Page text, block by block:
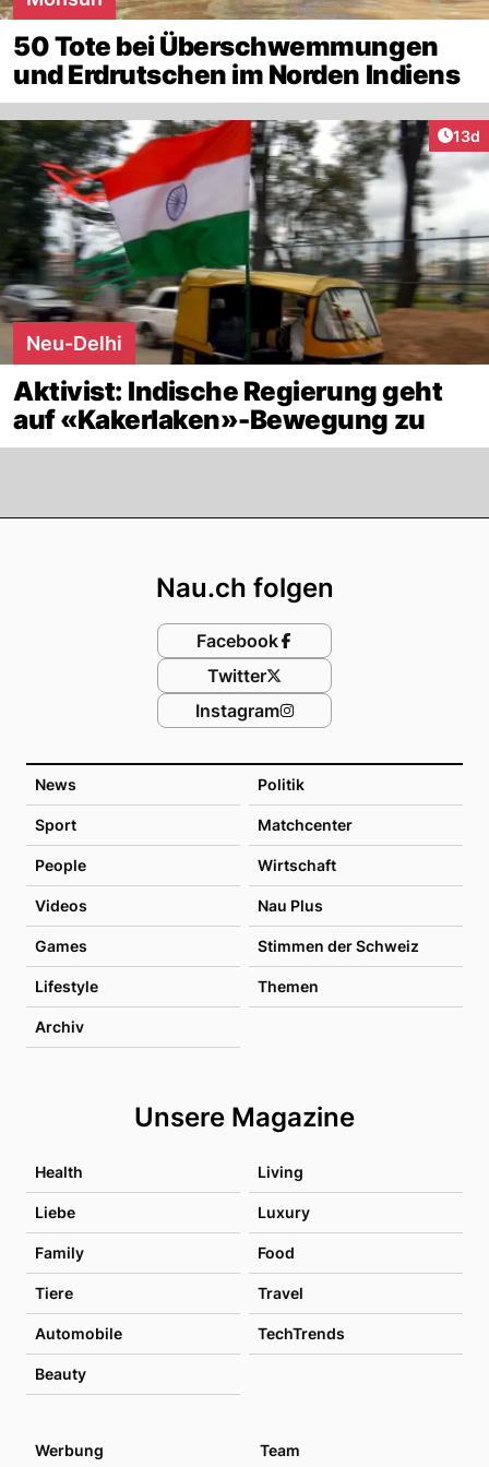
50 Tote bei Überschwemmungen
und Erdrutschen im Norden Indiens
13d
Neu-Delhi
Aktivist: Indische Regierung geht
auf «Kakerlaken»-Bewegung zu
News Politik
Sport Matchcenter
People Wirtschaft
Videos Nau Plus
Games Stimmen der Schweiz
Lifestyle Themen
Archiv
Unsere Magazine
Health Living
Liebe Luxury
Family Food
Tiere Travel
Automobile TechTrends
Beauty
Nau.ch folgen
Facebook
Twitter
Instagram
Werbung Team